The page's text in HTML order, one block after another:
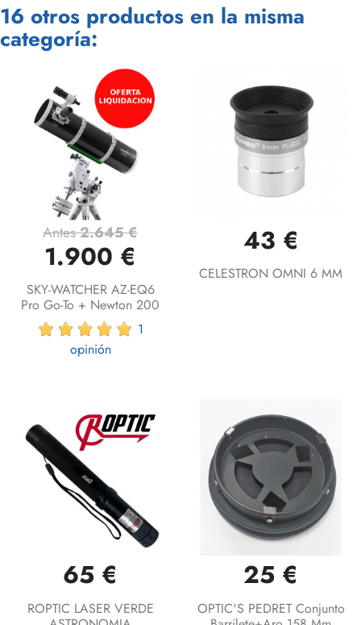
16 otros productos en la misma
categoría:
Antes2.645 €
1.900 €
SKY-WATCHER AZ-EQ6
Pro Go-To + Newton 200
1
opinión
43 €
CELESTRON OMNI 6 MM
65 €
ROPTIC LASER VERDE
25 €
OPTIC'S PEDRET Conjunto